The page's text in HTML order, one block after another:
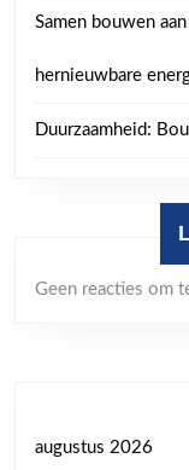
Samen bouwen
hernieuwbare
Duurzaamheid:
Geen reacties om
augustus 2026